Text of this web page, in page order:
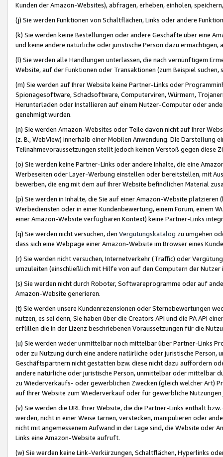
Kunden der Amazon-Websites), abfragen, erheben, einholen,
(j) Sie werden Funktionen von Schaltflächen, Links oder andere
(k) Sie werden keine Bestellungen oder andere Geschäfte über eine
und keine andere natürliche oder juristische Person dazu
(l) Sie werden alle Handlungen unterlassen, die nach vernünftigem
Website, auf der Funktionen oder Transaktionen (zum Beispiel
(m) Sie werden auf Ihrer Website keine Partner-Links oder
Spionagesoftware, Schadsoftware, Computerviren, Würmern,
Herunterladen oder Installieren auf einem Nutzer-Computer oder
genehmigt wurden.
(n) Sie werden Amazon-Websites oder Teile davon nicht auf Ihrer
(z. B., WebView) innerhalb einer Mobilen Anwendung. Die Darstellung
Teilnahmevoraussetzungen stellt jedoch keinen Verstoß gegen diese
(o) Sie werden keine Partner-Links oder andere Inhalte, die eine
Werbeseiten oder Layer-Werbung einstellen oder bereitstellen, mit
bewerben, die eng mit dem auf Ihrer Website befindlichen Material
(p) Sie werden in Inhalte, die Sie auf einer Amazon-Website
Werbediensten oder in einer Kundenbewertung, einem Forum, einem
einer Amazon-Website verfügbaren Kontext) keine Partner-Links
(q) Sie werden nicht versuchen, den Vergütungskatalog zu umgehen
dass sich eine Webpage einer Amazon-Website im Browser eines
(r) Sie werden nicht versuchen, Internetverkehr (Traffic) oder
umzuleiten (einschließlich mit Hilfe von auf den Computern der
(s) Sie werden nicht durch Roboter, Softwareprogramme oder auf
Amazon-Website generieren.
(t) Sie werden unsere Kundenrezensionen oder Sternebewertungen
nutzen, es sei denn, Sie haben über die Creators API und die PA API
erfüllen die in der Lizenz beschriebenen Voraussetzungen für die
(u) Sie werden weder unmittelbar noch mittelbar über Partner-Links
oder zu Nutzung durch eine andere natürliche oder juristische
Geschäftspartnern nicht gestatten bzw. diese nicht dazu auffordern
andere natürliche oder juristische Person, unmittelbar oder mittelbar
zu Wiederverkaufs- oder gewerblichen Zwecken (gleich welcher Art)
auf Ihrer Website zum Wiederverkauf oder für gewerbliche
(v) Sie werden die URL Ihrer Website, die die Partner-Links enthält
werden, nicht in einer Weise tarnen, verstecken, manipulieren oder
nicht mit angemessenem Aufwand in der Lage sind, die Website oder
Links eine Amazon-Website aufruft.
(w) Sie werden keine Link-Verkürzungen, Schaltflächen, Hyperlinks